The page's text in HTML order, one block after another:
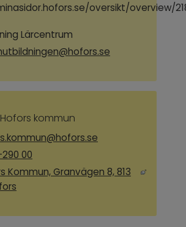
oversikt/overview/
Lärcentrum
kommun
00
Kommun, Granvägen 8, 813